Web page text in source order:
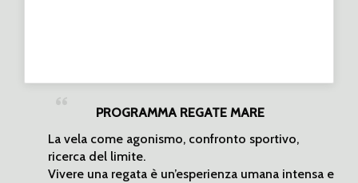
PROGRAMMA REGATE MARE
La vela come agonismo, confronto sportivo,
ricerca del limite.
Vivere una regata è un’esperienza umana intensa e